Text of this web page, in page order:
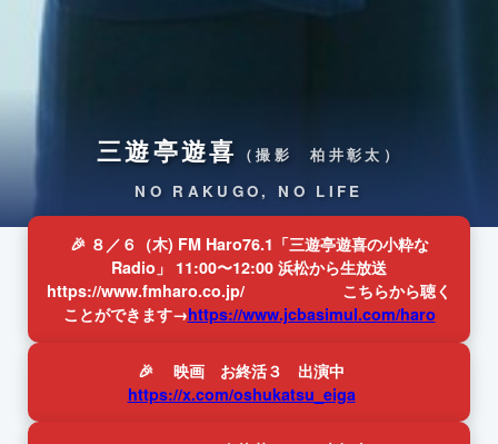
三遊亭遊喜
（撮影 柏井彰太）
NO RAKUGO, NO LIFE
🎉 ８／６（木) FM Haro76.1「三遊亭遊喜の小粋な
Radio」 11:00〜12:00 浜松から生放送
https://www.fmharo.co.jp/ こちらから聴く
ことができます→https://www.jcbasimul.com/haro
🎉 映画 お終活３ 出演中
https://x.com/oshukatsu_eiga